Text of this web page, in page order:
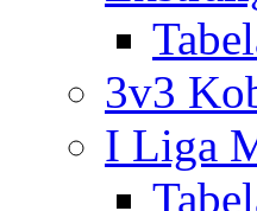
3v3
I Liga